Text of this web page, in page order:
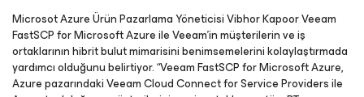
Microsot Azure Ürün Pazarlama Yöneticisi Vibhor Kapoor Veeam
FastSCP for Microsoft Azure ile Veeam’in müşterilerin ve iş
ortaklarının hibrit bulut mimarisini benimsemelerini kolaylaştırmada
yardımcı olduğunu belirtiyor. “Veeam FastSCP for Microsoft Azure,
Azure pazarındaki Veeam Cloud Connect for Service Providers ile